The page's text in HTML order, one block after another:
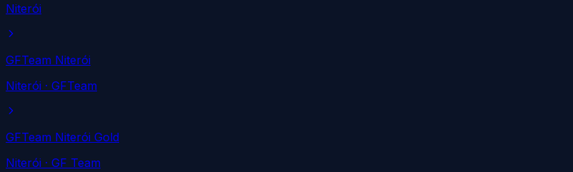
Niterói
GFTeam Niterói
Niterói · GFTeam
GFTeam Niterói Gold
Niterói · GF Team